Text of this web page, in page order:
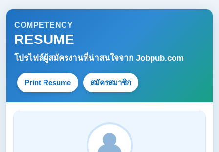
COMPETENCY
RESUME
โปรไฟล์ผู้สมัครงานที่น่าสนใจจาก Jobpub.com
Print Resume สมัครสมาชิก